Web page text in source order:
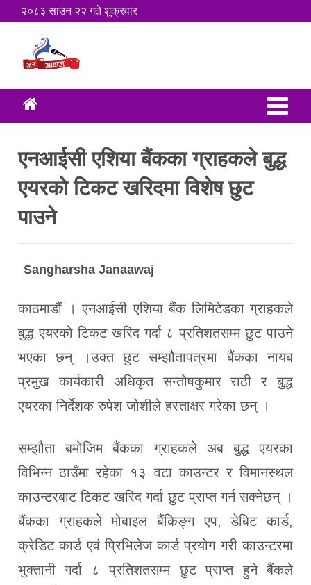
२०८३ साउन २२ गते शुक्रवार
एनआईसी एशिया बैंकका ग्राहकले बुद्ध
एयरको टिकट खरिदमा विशेष छुट
पाउने
Sangharsha Janaawaj
काठमाडौं । एनआईसी एशिया बैंक लिमिटेडका ग्राहकले
बुद्ध एयरको टिकट खरिद गर्दा ८ प्रतिशतसम्म छुट पाउने
भएका छन् ।उक्त छुट सम्झौतापत्रमा बैंकका नायब
प्रमुख कार्यकारी अधिकृत सन्तोषकुमार राठी र बुद्ध
एयरका निर्देशक रुपेश जोशीले हस्ताक्षर गरेका छन् ।
सम्झौता बमोजिम बैंकका ग्राहकले अब बुद्ध एयरका
विभिन्न ठाउँमा रहेका १३ वटा काउन्टर र विमानस्थल
काउन्टरबाट टिकट खरिद गर्दा छुट प्राप्त गर्न सक्नेछन् ।​​
बैंकका ग्राहकले मोबाइल बैंकिङ्ग एप, डेबिट कार्ड,
क्रेडिट कार्ड एवं प्रिभिलेज कार्ड प्रयोग गरी काउन्टरमा
भुक्तानी गर्दा ८ प्रतिशतसम्म छुट प्राप्त हुने बैंकले